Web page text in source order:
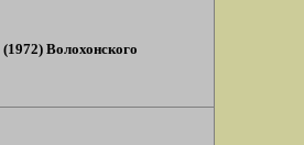
Волохонского